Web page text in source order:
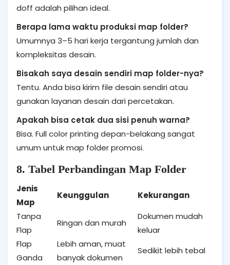
doff adalah pilihan ideal.
Berapa lama waktu produksi map folder?
Umumnya 3–5 hari kerja tergantung jumlah dan
kompleksitas desain.
Bisakah saya desain sendiri map folder-nya?
Tentu. Anda bisa kirim file desain sendiri atau
gunakan layanan desain dari percetakan.
Apakah bisa cetak dua sisi penuh warna?
Bisa. Full color printing depan-belakang sangat
umum untuk map folder promosi.
8. Tabel Perbandingan Map Folder
Jenis
Map
Keunggulan
Kekurangan
Tanpa
Flap
Ringan dan murah
Dokumen mudah
keluar
Flap
Ganda
Lebih aman, muat
banyak dokumen
Sedikit lebih tebal